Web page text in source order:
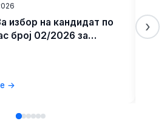
избор на кандидат по
број 02/2026 за
→
›